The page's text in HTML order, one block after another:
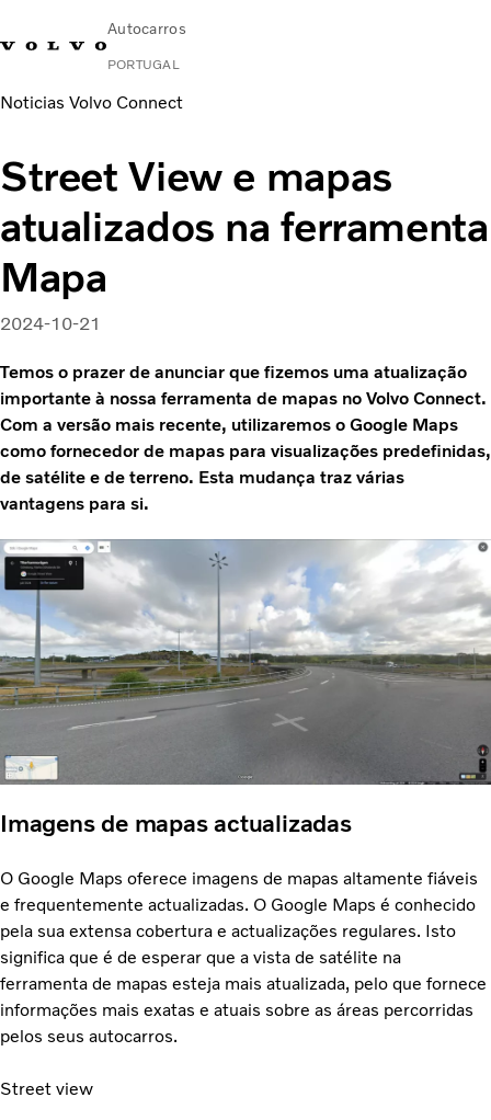
Autocarros
PORTUGAL
Change Market Contacte-nosEncontrar concessionário
Urbanos e intercidades
Autocarros de turismo
Serviços
Porquê a Volvo?
Notícias E Histórias
Contacto
Noticias Volvo Connect
Street View e mapas
atualizados na ferramenta
Mapa
2024-10-21
Temos o prazer de anunciar que fizemos uma atualização
importante à nossa ferramenta de mapas no Volvo Connect.
Com a versão mais recente, utilizaremos o Google Maps
como fornecedor de mapas para visualizações predefinidas,
de satélite e de terreno. Esta mudança traz várias
vantagens para si.
Imagens de mapas actualizadas
O Google Maps oferece imagens de mapas altamente fiáveis
e frequentemente actualizadas. O Google Maps é conhecido
pela sua extensa cobertura e actualizações regulares. Isto
significa que é de esperar que a vista de satélite na
ferramenta de mapas esteja mais atualizada, pelo que fornece
informações mais exatas e atuais sobre as áreas percorridas
pelos seus autocarros.
Street view